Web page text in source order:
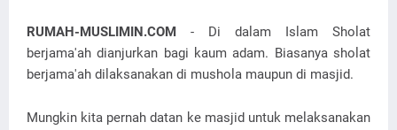
RUMAH-MUSLIMIN.COM - Di dalam Islam Sholat
berjama'ah dianjurkan bagi kaum adam. Biasanya sholat
berjama'ah dilaksanakan di mushola maupun di masjid.
Mungkin kita pernah datan ke masjid untuk melaksanakan